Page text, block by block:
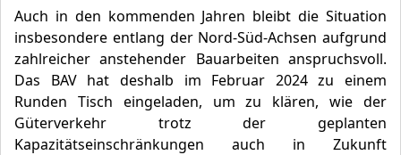
Auch in den kommenden Jahren bleibt die Situation
insbesondere entlang der Nord-Süd-Achsen aufgrund
zahlreicher anstehender Bauarbeiten anspruchsvoll.
Das BAV hat deshalb im Februar 2024 zu einem
Runden Tisch eingeladen, um zu klären, wie der
Güterverkehr trotz der geplanten
Kapazitätseinschränkungen auch in Zukunft